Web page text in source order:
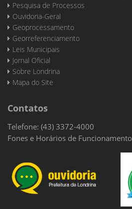
Pesquisa de Processos
Ouvidoria-Geral
Geoprocessamento
Georreferenciamento
Leis Municipais
Jornal Oficial
Sobre Londrina
Mapa do Site
Contatos
Telefone: (43) 3372-4000
Fones e Horários de Funcionamento